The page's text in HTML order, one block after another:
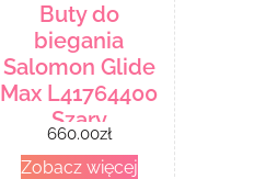
Buty do
biegania
Salomon Glide
Max L41764400
Szary
660.00zł
Zobacz więcej